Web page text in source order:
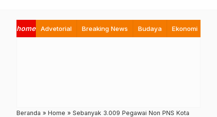
home Advetorial Breaking News Budaya Ekonomi
Beranda » Home » Sebanyak 3.009 Pegawai Non PNS Kota